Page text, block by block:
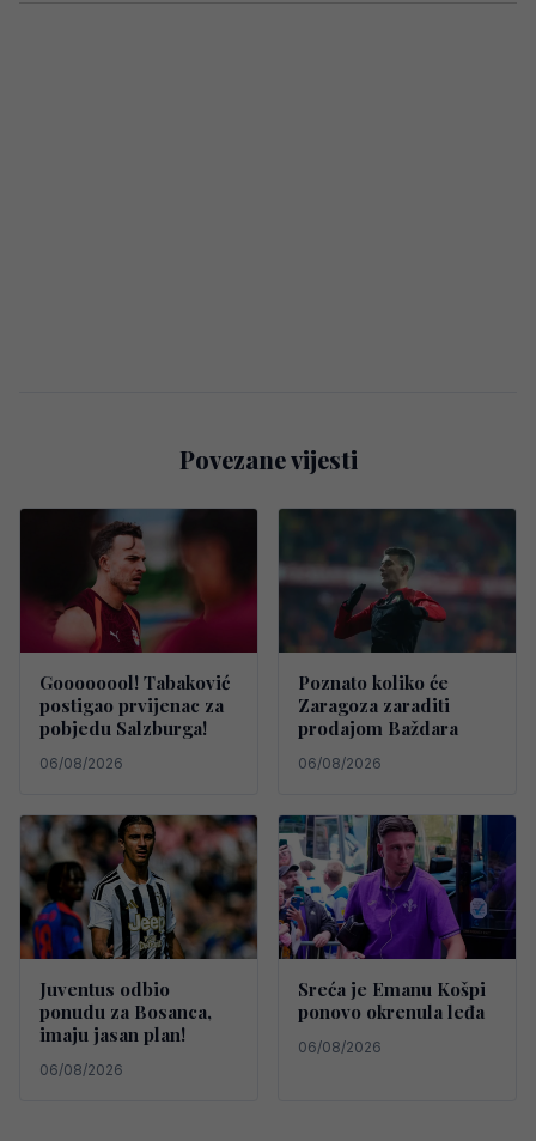
Povezane vijesti
Goooooool! Tabaković
postigao prvijenac za
pobjedu Salzburga!
06/08/2026
Poznato koliko će
Zaragoza zaraditi
prodajom Baždara
06/08/2026
Juventus odbio
ponudu za Bosanca,
imaju jasan plan!
06/08/2026
Sreća je Emanu Košpi
ponovo okrenula leđa
06/08/2026